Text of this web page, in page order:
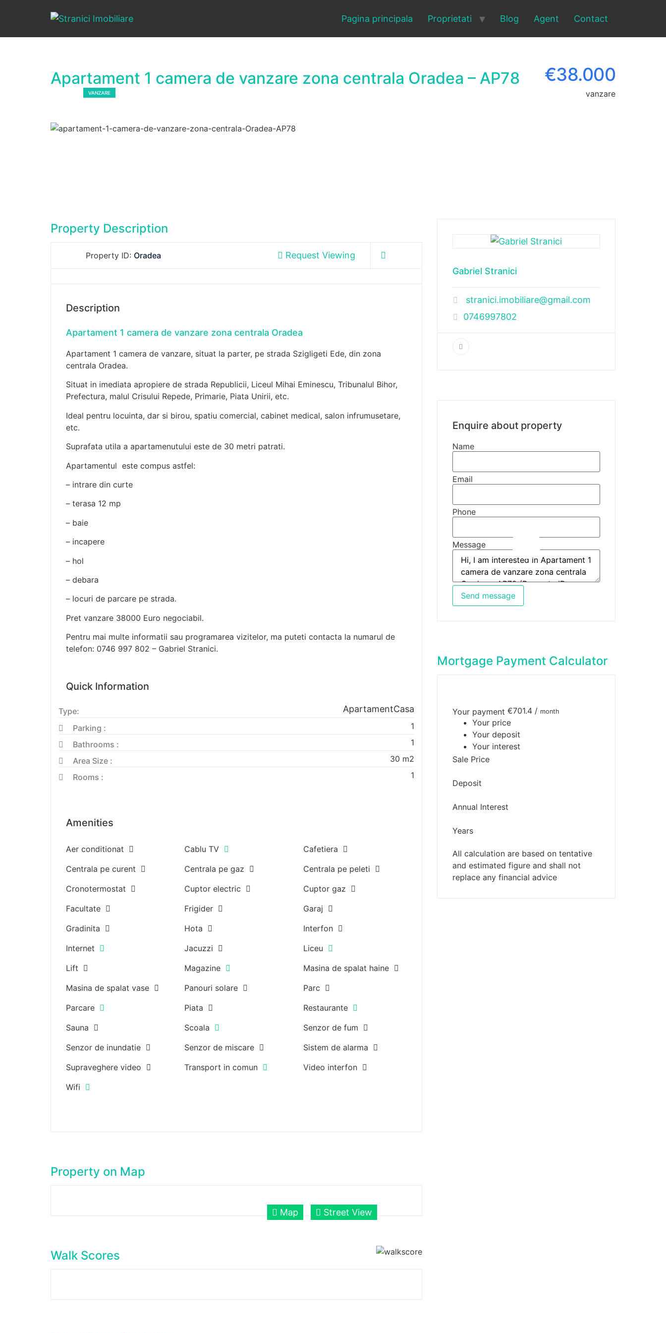
Pagina principala Proprietati Blog Agent Contact
Apartament 1 camera de vanzare zona centrala Oradea – AP78
VANZARE
€38.000
vanzare
Property Description
Property ID: Oradea Request Viewing
Description
Apartament 1 camera de vanzare zona centrala Oradea
Apartament 1 camera de vanzare, situat la parter, pe strada Szigligeti Ede, din zona
centrala Oradea.
Situat in imediata apropiere de strada Republicii, Liceul Mihai Eminescu, Tribunalul Bihor,
Prefectura, malul Crisului Repede, Primarie, Piata Unirii, etc.
Ideal pentru locuinta, dar si birou, spatiu comercial, cabinet medical, salon infrumusetare,
etc.
Suprafata utila a apartamenutului este de 30 metri patrati.
Apartamentul este compus astfel:
– intrare din curte
– terasa 12 mp
– baie
– incapere
– hol
– debara
– locuri de parcare pe strada.
Pret vanzare 38000 Euro negociabil.
Pentru mai multe informatii sau programarea vizitelor, ma puteti contacta la numarul de
telefon: 0746 997 802 – Gabriel Stranici.
Quick Information
Type: ApartamentCasa
Parking :
1
Bathrooms :
1
Area Size :
30 m2
Rooms :
1
Amenities
Aer conditionat Cablu TV
Cafetiera
Centrala pe curent
Centrala pe gaz
Centrala pe peleti
Cronotermostat
Cuptor electric
Cuptor gaz
Facultate
Frigider
Garaj
Gradinita
Hota
Interfon
Internet
Jacuzzi
Liceu
Lift
Magazine
Masina de spalat haine
Masina de spalat vase
Panouri solare
Parc
Parcare
Piata
Restaurante
Sauna
Scoala
Senzor de fum
Senzor de inundatie
Senzor de miscare
Sistem de alarma
Supraveghere video
Transport in comun
Video interfon
Wifi
Property on Map
Map Street View
Walk Scores
Gabriel Stranici
stranici.imobiliare@gmail.com
0746997802
Enquire about property
Name
Email
Phone
Message
Send message
Mortgage Payment Calculator
Your payment €701.4 / month
Your price
Your deposit
Your interest
Sale Price
Deposit
Annual Interest
Years
All calculation are based on tentative
and estimated figure and shall not
replace any financial advice